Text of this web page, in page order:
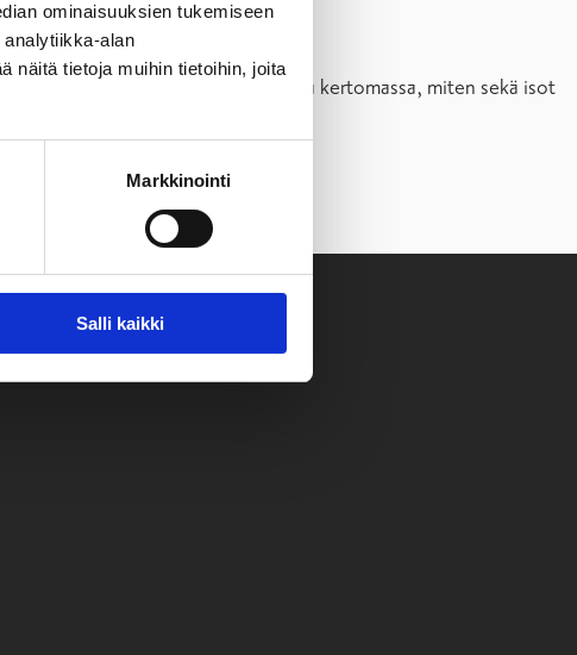
ominaisuuksien tukemiseen
alan
näitä tietoja muihin tietoihin, joita
Markkinointi
Salli kaikki
2023.
Liikuntaohjaajamme on paikalla kertomassa, miten sekä isot